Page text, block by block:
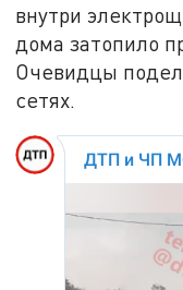
внутри
дома затопило
Очевидцы
сетях.